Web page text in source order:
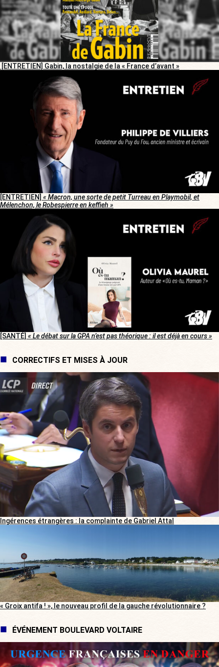
[ENTRETIEN] Gabin, la nostalgie de la « France d’avant »
[ENTRETIEN] « Macron, une sorte de petit Turreau en Playmobil, et
Mélenchon, le Robespierre en keffieh »
[SANTÉ] « Le débat sur la GPA n’est pas théorique : il est déjà en cours »
CORRECTIFS ET MISES À JOUR
Ingérences étrangères : la complainte de Gabriel Attal
« Groix antifa ! », le nouveau profil de la gauche révolutionnaire ?
ÉVÉNEMENT BOULEVARD VOLTAIRE